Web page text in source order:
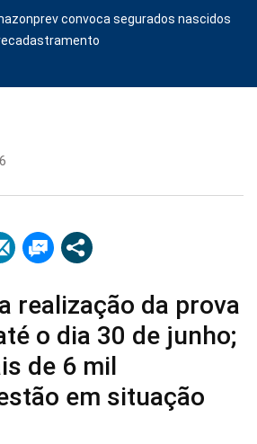
convoca segurados nascidos
realização da prova
o dia 30 de junho;
de 6 mil
em situação